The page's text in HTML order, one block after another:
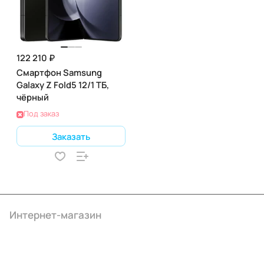
122 210 ₽
Смартфон Samsung
Galaxy Z Fold5 12/1 ТБ,
чёрный
Под заказ
Заказать
Интернет-магазин